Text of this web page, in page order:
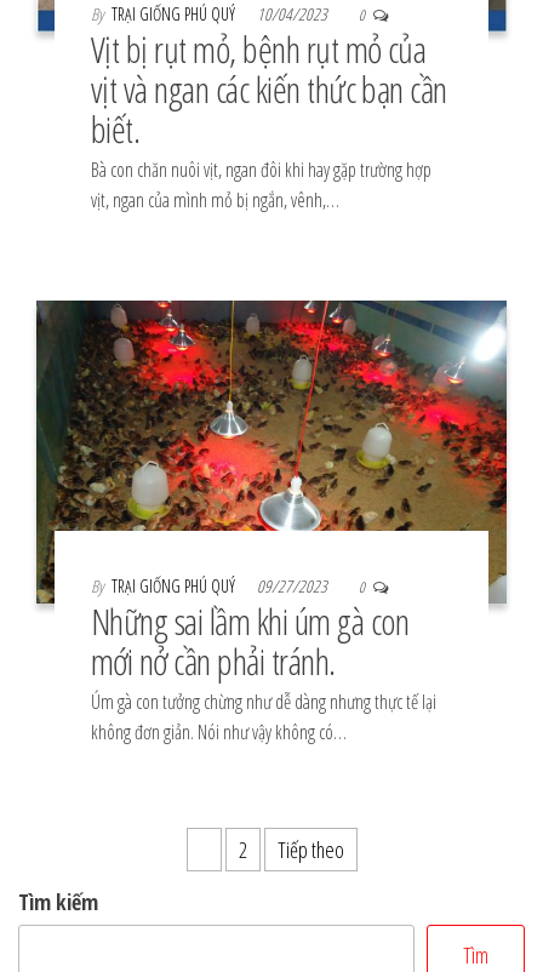
By TRẠI GIỐNG PHÚ QUÝ 10/04/2023 0
Vịt bị rụt mỏ, bệnh rụt mỏ của
vịt và ngan các kiến thức bạn cần
biết.
Bà con chăn nuôi vịt, ngan đôi khi hay gặp trường hợp
vịt, ngan của mình mỏ bị ngắn, vênh,…
By TRẠI GIỐNG PHÚ QUÝ 09/27/2023 0
Những sai lầm khi úm gà con
mới nở cần phải tránh.
Úm gà con tưởng chừng như dễ dàng nhưng thực tế lại
không đơn giản. Nói như vậy không có…
trang
bài
2
Tiếp theo
Tìm kiếm
Tìm